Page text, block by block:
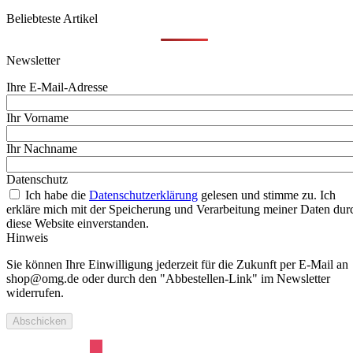
Beliebteste Artikel
Newsletter
Ihre E-Mail-Adresse
Ihr Vorname
Ihr Nachname
Datenschutz
Ich habe die Datenschutzerklärung gelesen und stimme zu. Ich
erkläre mich mit der Speicherung und Verarbeitung meiner Daten
diese Website einverstanden.
Hinweis
Sie können Ihre Einwilligung jederzeit für die Zukunft per E-Mail an
shop@omg.de oder durch den "Abbestellen-Link" im Newsletter
widerrufen.